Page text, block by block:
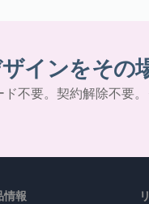
インをその
ド不要。契約解除不要
情報